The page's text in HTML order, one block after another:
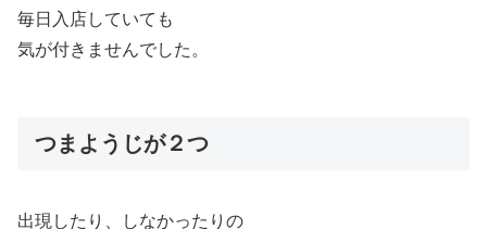
毎日入店していても
気が付きませんでした。
つまようじが２つ
出現したり、しなかったりの